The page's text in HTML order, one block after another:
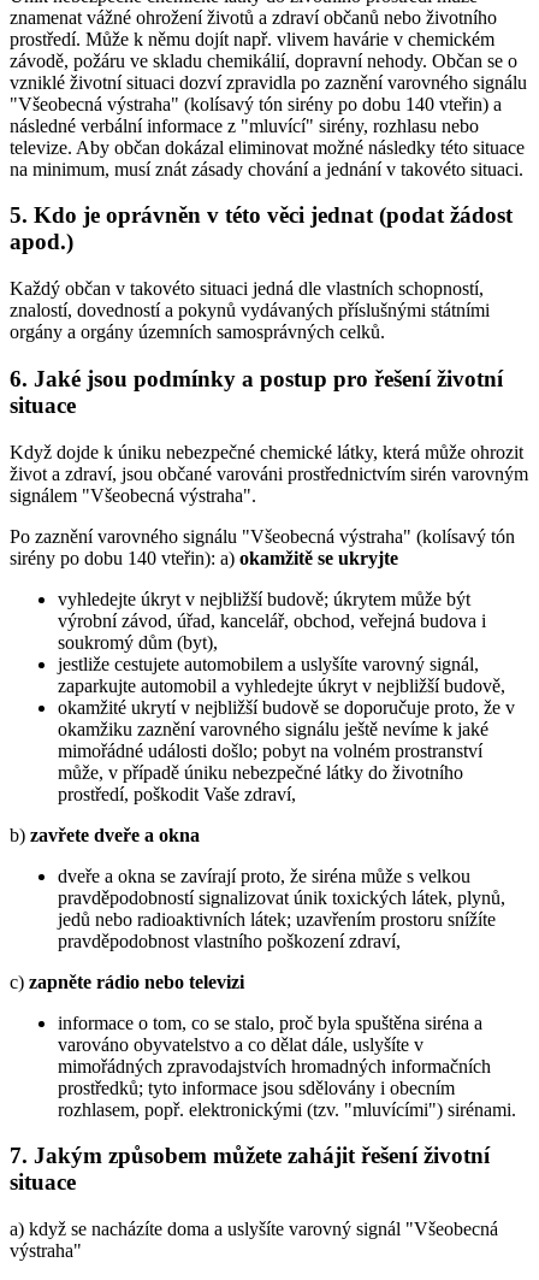
znamenat vážné ohrožení životů a zdraví občanů nebo životního
prostředí. Může k němu dojít např. vlivem havárie v chemickém
závodě, požáru ve skladu chemikálií, dopravní nehody. Občan se o
vzniklé životní situaci dozví zpravidla po zaznění varovného signálu
"Všeobecná výstraha" (kolísavý tón sirény po dobu 140 vteřin) a
následné verbální informace z "mluvící" sirény, rozhlasu nebo
televize. Aby občan dokázal eliminovat možné následky této situace
na minimum, musí znát zásady chování a jednání v takovéto situaci.
5. Kdo je oprávněn v této věci jednat (podat žádost
apod.)
Každý občan v takovéto situaci jedná dle vlastních schopností,
znalostí, dovedností a pokynů vydávaných příslušnými státními
orgány a orgány územních samosprávných celků.
6. Jaké jsou podmínky a postup pro řešení životní
situace
Když dojde k úniku nebezpečné chemické látky, která může ohrozit
život a zdraví, jsou občané varováni prostřednictvím sirén varovným
signálem "Všeobecná výstraha".
Po zaznění varovného signálu "Všeobecná výstraha" (kolísavý tón
sirény po dobu 140 vteřin): a) okamžitě se ukryjte
vyhledejte úkryt v nejbližší budově; úkrytem může být
výrobní závod, úřad, kancelář, obchod, veřejná budova i
soukromý dům (byt),
jestliže cestujete automobilem a uslyšíte varovný signál,
zaparkujte automobil a vyhledejte úkryt v nejbližší budově,
okamžité ukrytí v nejbližší budově se doporučuje proto, že v
okamžiku zaznění varovného signálu ještě nevíme k jaké
mimořádné události došlo; pobyt na volném prostranství
může, v případě úniku nebezpečné látky do životního
prostředí, poškodit Vaše zdraví,
b) zavřete dveře a okna
dveře a okna se zavírají proto, že siréna může s velkou
pravděpodobností signalizovat únik toxických látek, plynů,
jedů nebo radioaktivních látek; uzavřením prostoru snížíte
pravděpodobnost vlastního poškození zdraví,
c) zapněte rádio nebo televizi
informace o tom, co se stalo, proč byla spuštěna siréna a
varováno obyvatelstvo a co dělat dále, uslyšíte v
mimořádných zpravodajstvích hromadných informačních
prostředků; tyto informace jsou sdělovány i obecním
rozhlasem, popř. elektronickými (tzv. "mluvícími") sirénami.
7. Jakým způsobem můžete zahájit řešení životní
situace
a) když se nacházíte doma a uslyšíte varovný signál "Všeobecná
výstraha"